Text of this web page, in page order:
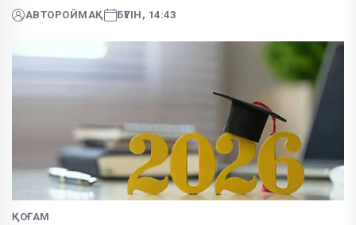
АВТОРОЙМАҚ БҮГІН, 14:43
ҚОҒАМ